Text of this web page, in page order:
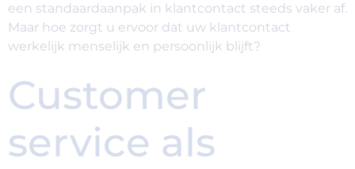
een standaardaanpak in klantcontact steeds vaker af.
Maar hoe zorgt u ervoor dat uw klantcontact
werkelijk menselijk en persoonlijk blijft?
Customer
service als